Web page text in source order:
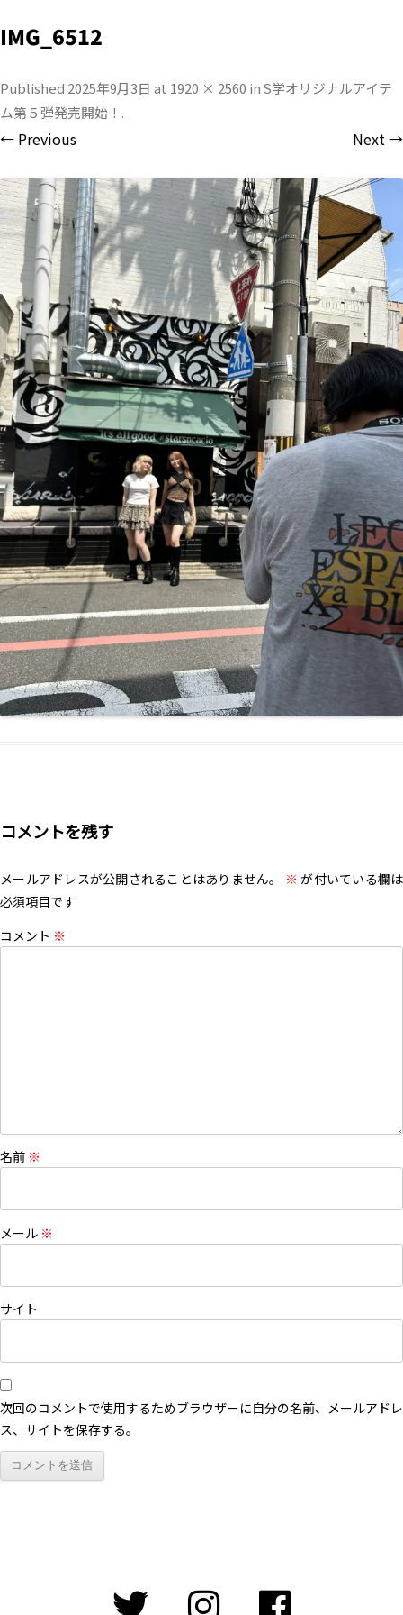
IMG_6512
Published 2025年9月3日 at 1920 × 2560 inS学オリジナルアイテ
ム第５弾発売開始！ .
← Previous Next →
コメントを残す
メールアドレスが公開されることはありません。 ※ が付いている欄は
必須項目です
コメント ※
名前 ※
メール ※
サイト
次回のコメントで使用するためブラウザーに自分の名前、メールアドレ
ス、サイトを保存する。